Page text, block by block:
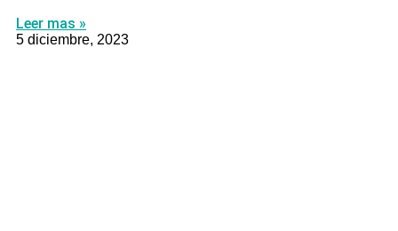
Leer mas »
5 diciembre, 2023